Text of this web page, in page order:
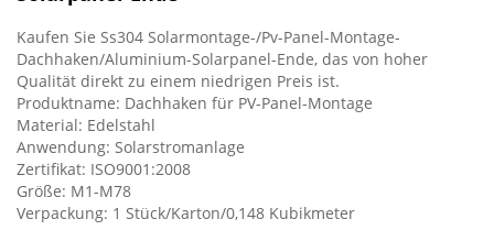
Kaufen Sie Ss304 Solarmontage-/Pv-Panel-Montage-
Dachhaken/Aluminium-Solarpanel-Ende, das von hoher
Qualität direkt zu einem niedrigen Preis ist.
Produktname: Dachhaken für PV-Panel-Montage
Material: Edelstahl
Anwendung: Solarstromanlage
Zertifikat: ISO9001:2008
Größe: M1-M78
Verpackung: 1 Stück/Karton/0,148 Kubikmeter